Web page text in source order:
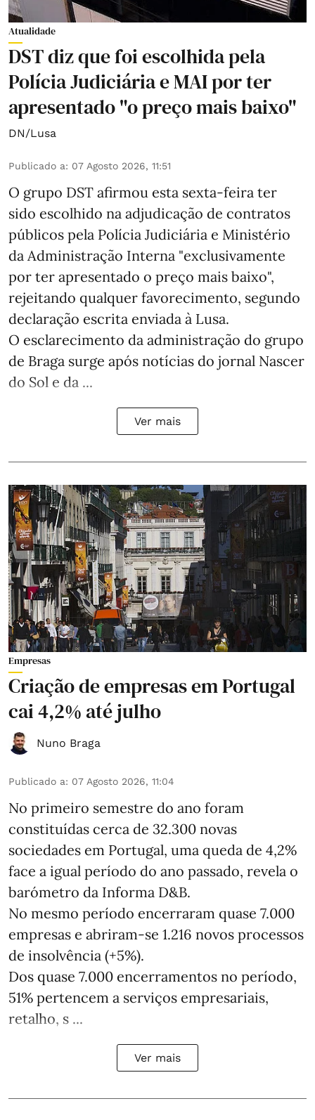
Atualidade
DST diz que foi escolhida pela
Polícia Judiciária e MAI por ter
apresentado "o preço mais baixo"
DN/Lusa
Publicado a: 07 Agosto 2026, 11:51
O grupo DST afirmou esta sexta-feira ter
sido escolhido na adjudicação de contratos
públicos pela Polícia Judiciária e Ministério
da Administração Interna "exclusivamente
por ter apresentado o preço mais baixo",
rejeitando qualquer favorecimento, segundo
declaração escrita enviada à Lusa.
O esclarecimento da administração do grupo
de Braga surge após notícias do jornal Nascer
do Sol e da ...
Ver mais
Empresas
Criação de empresas em Portugal
cai 4,2% até julho
Nuno Braga
Publicado a: 07 Agosto 2026, 11:04
No primeiro semestre do ano foram
constituídas cerca de 32.300 novas
sociedades em Portugal, uma queda de 4,2%
face a igual período do ano passado, revela o
barómetro da Informa D&B.
No mesmo período encerraram quase 7.000
empresas e abriram‑se 1.216 novos processos
de insolvência (+5%).
Dos quase 7.000 encerramentos no período,
51% pertencem a serviços empresariais,
retalho, s ...
Ver mais